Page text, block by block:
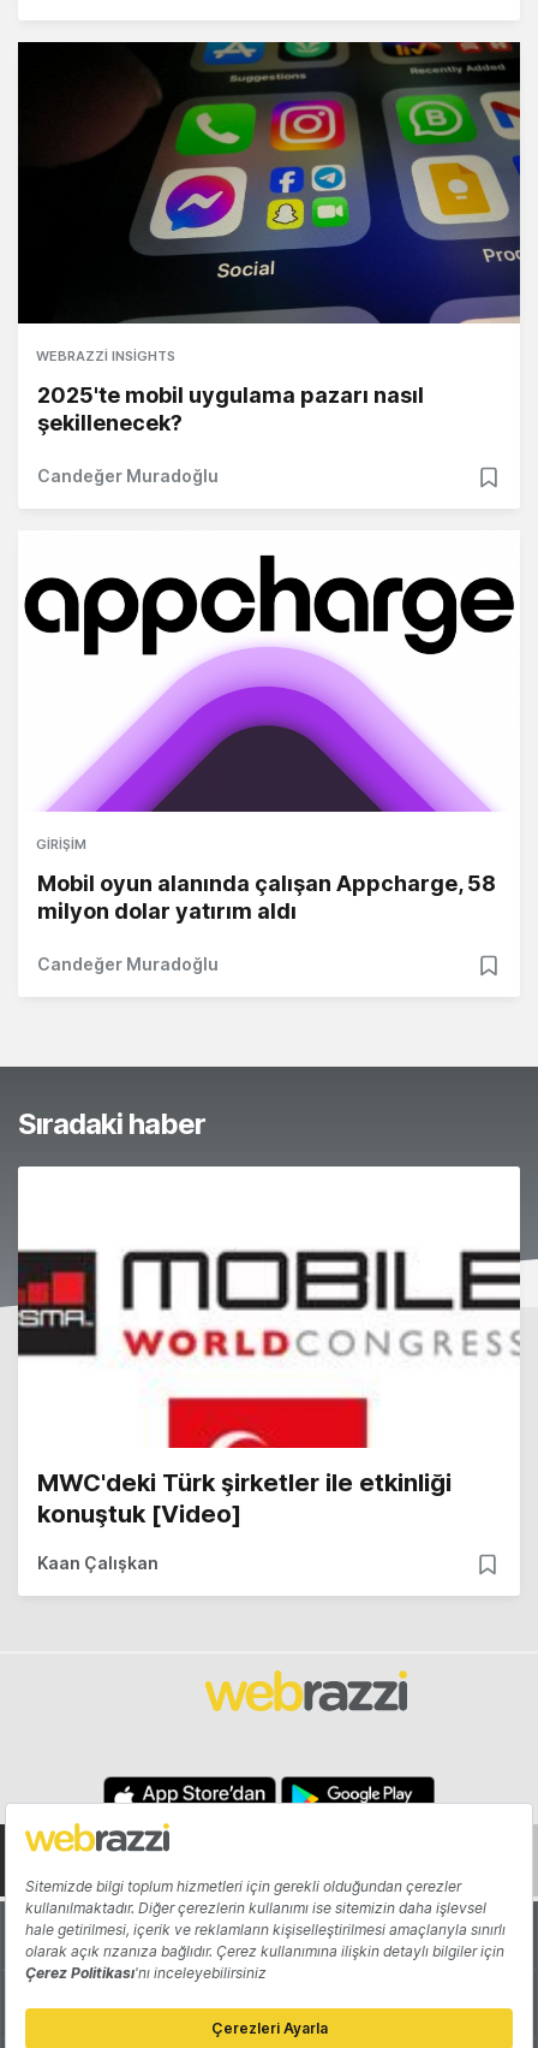
WEBRAZZI INSIGHTS
2025'te mobil uygulama pazarı nasıl
şekillenecek?
Candeğer Muradoğlu
GIRIŞIM
Mobil oyun alanında çalışan Appcharge, 58
milyon dolar yatırım aldı
Candeğer Muradoğlu
Sıradaki haber
MWC'deki Türk şirketler ile etkinliği
konuştuk [Video]
Kaan Çalışkan
Hakkında Yazarlar
Katkıda Bulun Reklam